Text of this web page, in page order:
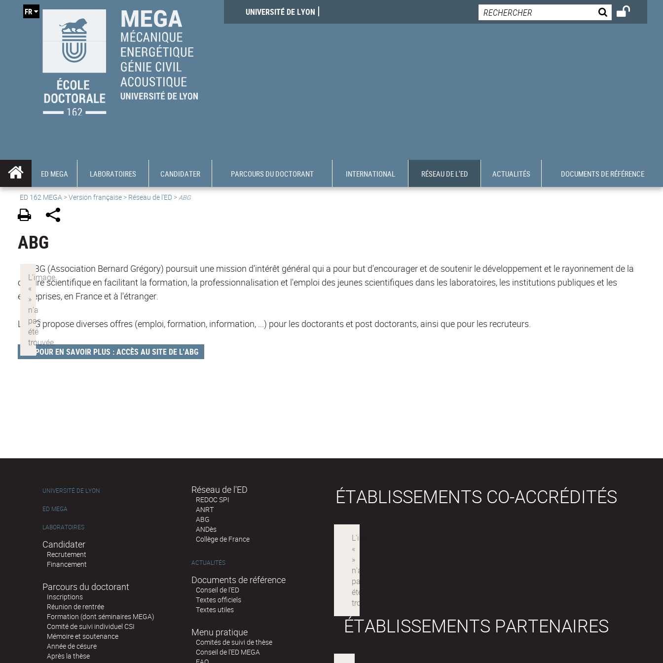
UNIVERSITÉ DE LYON
FR
ED MEGA LABORATOIRES CANDIDATER PARCOURS DU DOCTORANT INTERNATIONAL RÉSEAU DE L'ED ACTUALITÉS DOCUMENTS DE RÉFÉRENCE
ED 162 MEGA >Version française > Réseau de l'ED >ABG
ABG
L'ABG (Association Bernard Grégory) poursuit une mission d’intérêt général qui a pour but d'encourager et de soutenir le développement et le rayonnement de la
culture scientifique en facilitant la formation, la professionnalisation et l'emploi des jeunes scientifiques dans les laboratoires, les institutions publiques et les
entreprises, en France et à l'étranger.
L'ABG propose diverses offres (emploi, formation, information, ...) pour les doctorants et post doctorants, ainsi que pour les recruteurs.
POUR EN SAVOIR PLUS : ACCÈS AU SITE DE L'ABG
UNIVERSITÉ DE LYON
ED MEGA
LABORATOIRES
Candidater
Recrutement
Financement
Parcours du doctorant
Inscriptions
Réunion de rentrée
Formation (dont séminaires MEGA)
Comité de suivi individuel CSI
Mémoire et soutenance
Année de césure
Après la thèse
Réseau de l'ED
REDOC SPI
ANRT
ABG
ANDès
Collège de France
ACTUALITÉS
Documents de référence
Conseil de l'ED
Textes officiels
Textes utiles
Menu pratique
Comités de suivi de thèse
Conseil de l'ED MEGA
ÉTABLISSEMENTS CO-ACCRÉDITÉS
ÉTABLISSEMENTS PARTENAIRES